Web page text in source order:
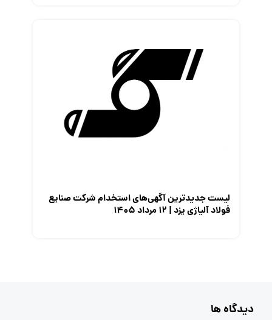
لیست جدیدترین آگهی‌های استخدام شرکت صنایع
فولاد آلیاژی یزد | ۱۲ مرداد ۱۴۰۵
دیدگاه ها